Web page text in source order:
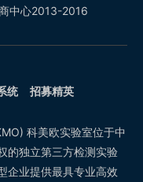
中心2013-2016
统
招募精英
科美欧实验室位于中
的独立第三方检测实验
企业提供最具专业高效